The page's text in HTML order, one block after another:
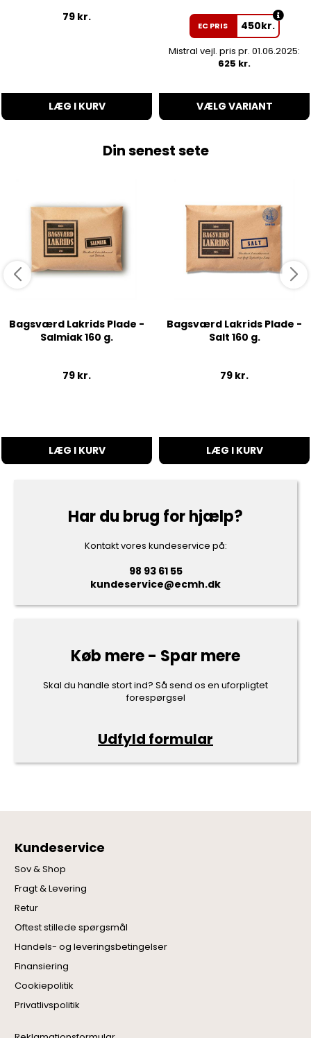
79 kr.
LÆG I KURV
EC PRIS 450kr.
Mistral vejl. pris pr. 01.06.2025:
625 kr.
VÆLG VARIANT
Din senest sete
Bagsværd Lakrids Plade -
Salmiak 160 g.
79 kr.
LÆG I KURV
Bagsværd Lakrids Plade -
Salt 160 g.
79 kr.
LÆG I KURV
Har du brug for hjælp?
Kontakt vores kundeservice på:
98 93 61 55
kundeservice@ecmh.dk
Køb mere - Spar mere
Skal du handle stort ind? Så send os en uforpligtet
forespørgsel
Udfyld formular
Kundeservice
Sov & Shop
Fragt & Levering
Retur
Oftest stillede spørgsmål
Handels- og leveringsbetingelser
Finansiering
Cookiepolitik
Privatlivspolitik